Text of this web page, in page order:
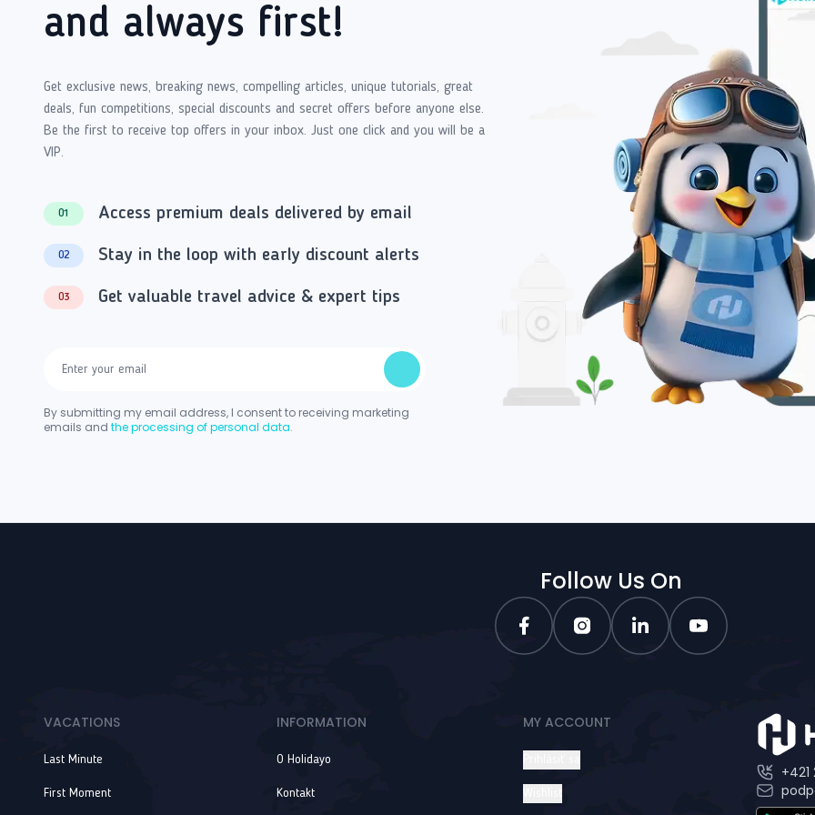
and always first!
Get exclusive news, breaking news, compelling articles, unique tutorials, great
deals, fun competitions, special discounts and secret offers before anyone else.
Be the first to receive top offers in your inbox. Just one click and you will be a
VIP.
01 Access premium deals delivered by email
02 Stay in the loop with early discount alerts
03 Get valuable travel advice & expert tips
By submitting my email address, I consent to receiving marketing
emails and the processing of personal data.
Follow Us On
+421
VACATIONS
Last Minute
First Moment
INFORMATION
O Holidayo
Kontakt
MY ACCOUNT